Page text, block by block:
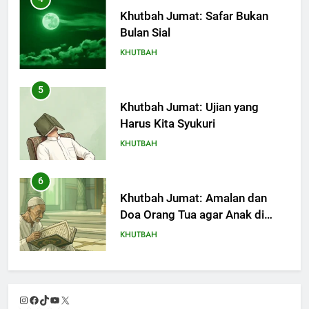
Khutbah Jumat: Ujian yang
Harus Kita Syukuri
KHUTBAH
6
Khutbah Jumat: Amalan dan
Doa Orang Tua agar Anak di
Pondok Pesantren Sukses Dunia
KHUTBAH
7
Khutbah Jumat: Refleksi dari
Cerita Mimbar Rasulullah
KHUTBAH
8
Instagram
Facebook
TikTok
YouTube